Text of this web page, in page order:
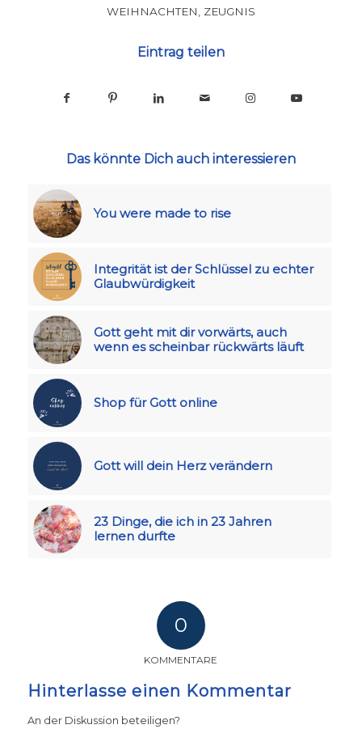
WEIHNACHTEN
ZEUGNIS
Eintrag teilen
Das könnte Dich auch interessieren
You were made to rise
Integrität ist der Schlüssel zu echter
Glaubwürdigkeit
Gott geht mit dir vorwärts, auch
wenn es scheinbar rückwärts läuft
Shop für Gott online
Gott will dein Herz verändern
23 Dinge, die ich in 23 Jahren
lernen durfte
0
KOMMENTARE
Hinterlasse einen Kommentar
An der Diskussion beteiligen?